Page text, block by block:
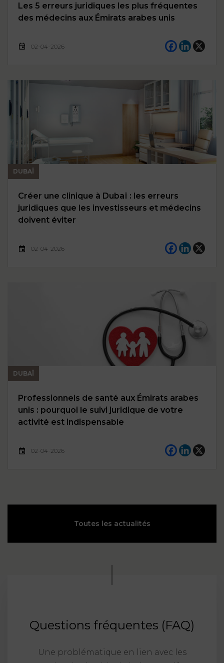
Les 5 erreurs juridiques les plus fréquentes
des médecins aux Émirats arabes unis
02-04-2026
DUBAÏ
Créer une clinique à Dubaï : les erreurs
juridiques que les investisseurs et médecins
doivent éviter
02-04-2026
DUBAÏ
Professionnels de santé aux Émirats arabes
unis : pourquoi le suivi juridique de votre
activité est indispensable
02-04-2026
Toutes les actualités
Questions fréquentes (FAQ)
Une problématique en lien avec les